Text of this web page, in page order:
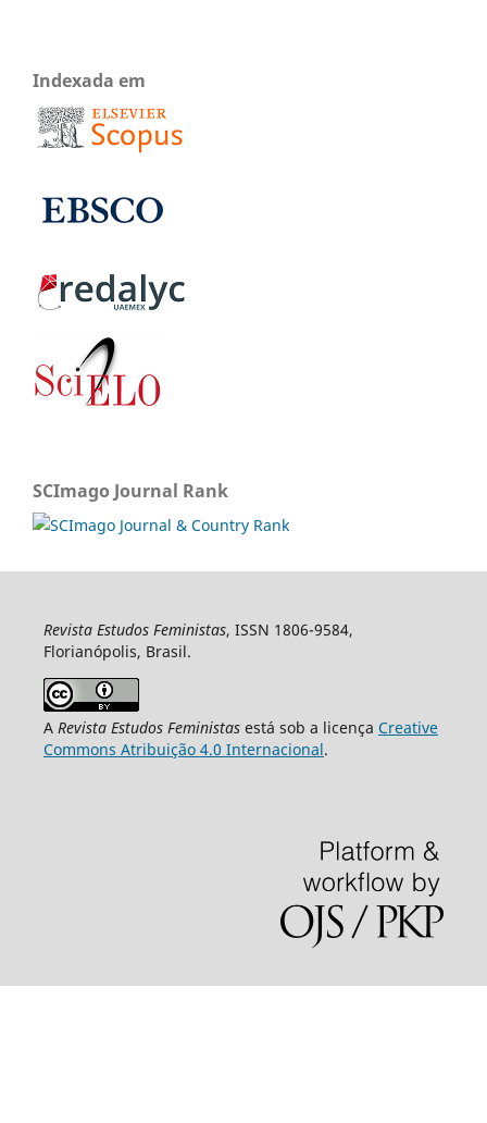
Indexada em
SCImago Journal Rank
Revista Estudos Feministas, ISSN 1806-9584,
Florianópolis, Brasil.
A Revista Estudos Feministasestá sob a licença Creative
Commons Atribuição 4.0 Internacional.